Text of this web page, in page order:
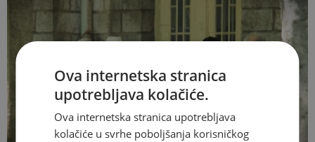
Ova internetska stranica
upotrebljava kolačiće.
Ova internetska stranica upotrebljava
kolačiće u svrhe poboljšanja korisničkog